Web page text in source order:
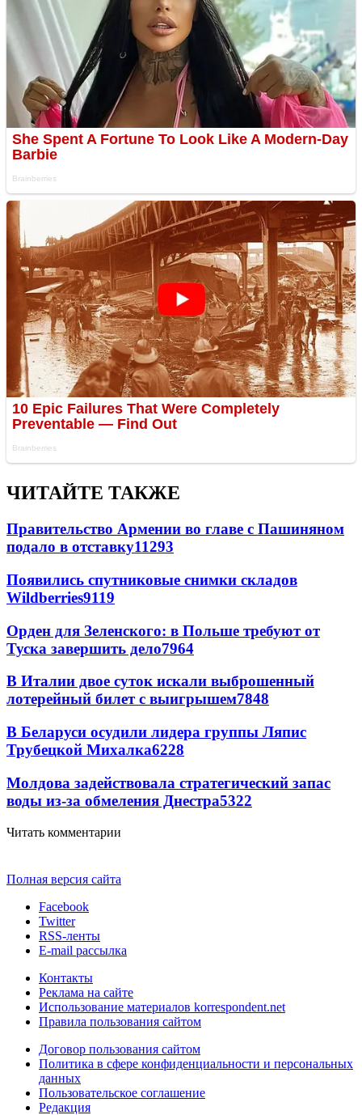
ЧИТАЙТЕ ТАКЖЕ
Правительство Армении во главе с Пашиняном
подало в отставку11293
Появились спутниковые снимки складов
Wildberries9119
Орден для Зеленского: в Польше требуют от
Туска завершить дело7964
В Италии двое суток искали выброшенный
лотерейный билет с выигрышем7848
В Беларуси осудили лидера группы Ляпис
Трубецкой Михалка6228
Молдова задействовала стратегический запас
воды из-за обмеления Днестра5322
Читать комментарии
Полная версия сайта
Facebook
Twitter
RSS-ленты
E-mail рассылка
Контакты
Реклама на сайте
Использование материалов korrespondent.net
Правила пользования сайтом
Договор пользования сайтом
Политика в сфере конфиденциальности и персональных
данных
Пользовательское соглашение
Редакция